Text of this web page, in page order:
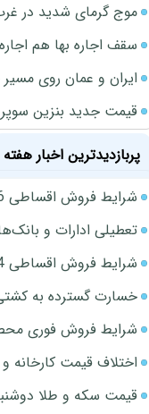
موج گرمای شدید در
سقف اجاره بها هم
ایران و عمان روی
قیمت جدید بنزین
پربازدیدترین اخبار هفته
شرایط فروش اقساطی KMC SR6 کرمان موتور اعلام شد
تعطیلی ادارات و بانک‌های 5 استان در روز
شرایط فروش اقساطی JAC J4 (مرداد 1405)
خسارت گسترده به
شرایط فروش فوری
اختلاف قیمت کارخانه
قیمت سکه و طلا دوشنبه 12 مرداد